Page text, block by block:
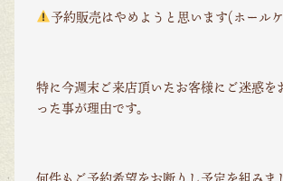
予約販売はやめようと思います(ホール
特に今週末ご来店頂いたお客様にご迷惑を
った事が理由です。